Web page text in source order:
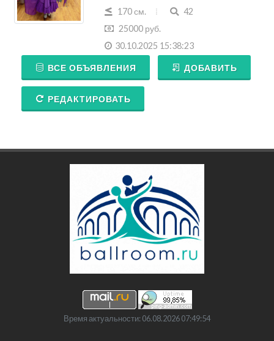
170 см.
42
25000 руб.
30.10.2025 15:38:23
ВСЕ ОБЪЯВЛЕНИЯ ДОБАВИТЬ
РЕДАКТИРОВАТЬ
Время актуальности: 06.08.2026 07:49:54